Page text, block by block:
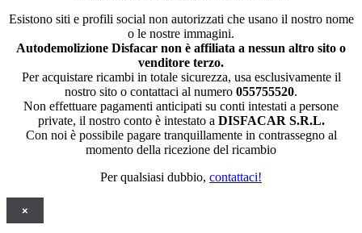
Esistono siti e profili social non autorizzati che usano il nostro nome
o le nostre immagini.
Autodemolizione Disfacar non è affiliata a nessun altro sito o
venditore terzo.
Per acquistare ricambi in totale sicurezza, usa esclusivamente il
nostro sito o contattaci al numero 055755520.
Non effettuare pagamenti anticipati su conti intestati a persone
private, il nostro conto è intestato a DISFACAR S.R.L.
Con noi è possibile pagare tranquillamente in contrassegno al
momento della ricezione del ricambio
Per qualsiasi dubbio, contattaci!
×